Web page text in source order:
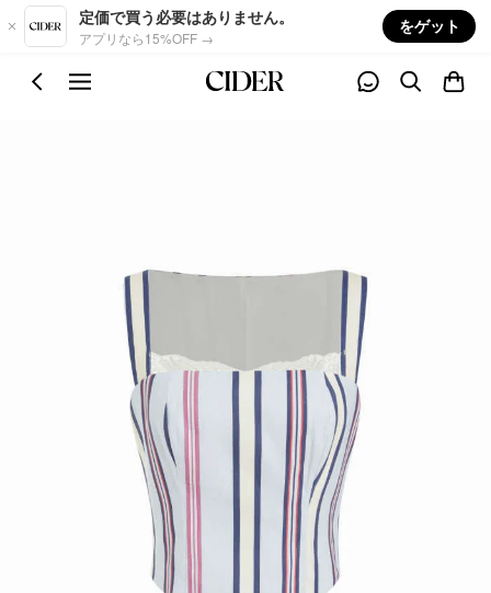
Skip to main content
定価で買う必要はありません。
アプリなら15%OFF →
をゲット